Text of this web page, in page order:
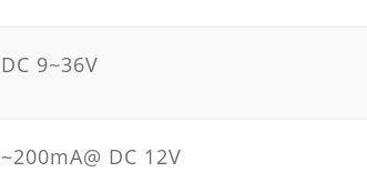
DC 9~36V
~200mA@ DC 12V